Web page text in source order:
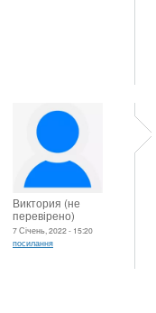
Виктория (не
перевірено)
7 Січень, 2022 - 15:20
посилання